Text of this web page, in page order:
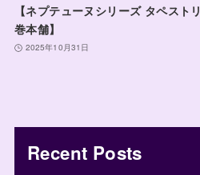
【ネプテューヌシリーズ タペスト
巻本舗】
2025年10月31日
Recent Posts